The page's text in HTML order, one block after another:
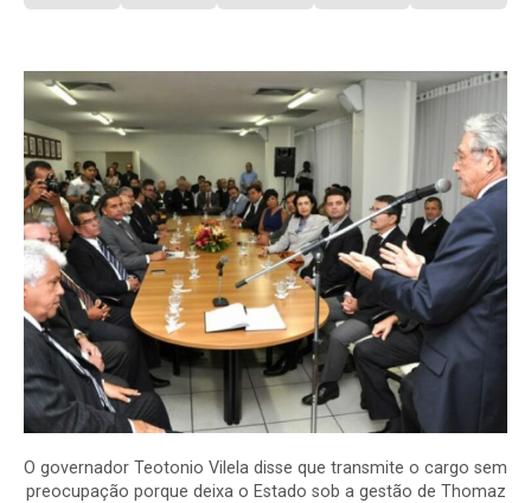
O governador Teotonio Vilela disse que transmite o cargo sem
preocupação porque deixa o Estado sob a gestão de Thomaz